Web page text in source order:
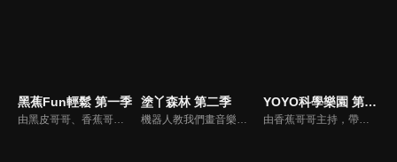
黑蕉Fun輕鬆 第一季
由黑皮哥哥、香蕉哥哥及草莓姐姐共同主持。帶著孩子與黑皮哥哥一同冒險旅行、一起來聽香蕉哥哥講故事、再到草莓姐姐的音樂教室裡，與草莓一起唱出好聲音。
塗丫森林 第二季
機器人教我們畫音樂盒娃娃，草莓姊姊畫玩具櫃、香蕉哥哥畫聲音，粉筆小子將一邊跳一邊畫畫教小朋友瞭解樂譜，小鍾畫客家小英雄
YOYO科學樂園 第一季
由香蕉哥哥主持，帶領小朋友學習簡單的科學知識。